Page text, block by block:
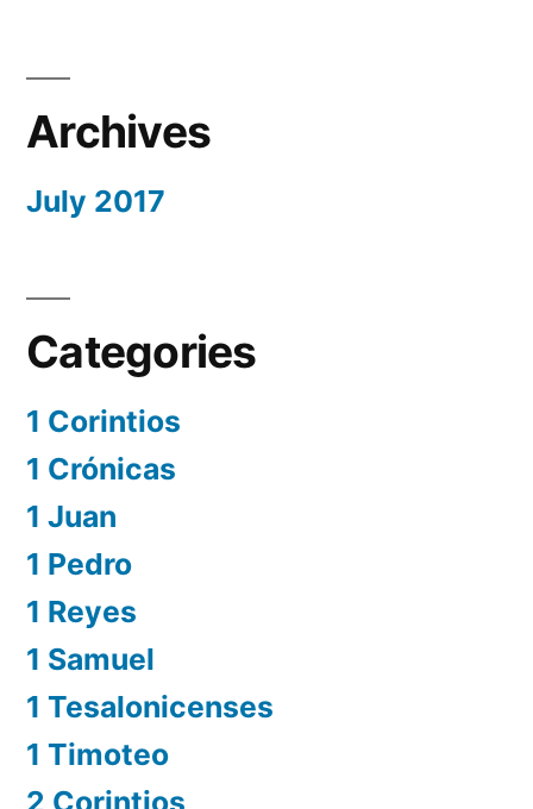
Archives
July 2017
Categories
1 Corintios
1 Crónicas
1 Juan
1 Pedro
1 Reyes
1 Samuel
1 Tesalonicenses
1 Timoteo
2 Corintios